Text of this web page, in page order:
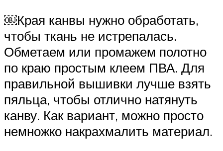
￼Края канвы нужно обработать,
чтобы ткань не истрепалась.
Обметаем или промажем полотно
по краю простым клеем ПВА. Для
правильной вышивки лучше взять
пяльца, чтобы отлично натянуть
канву. Как вариант, можно просто
немножко накрахмалить материал.